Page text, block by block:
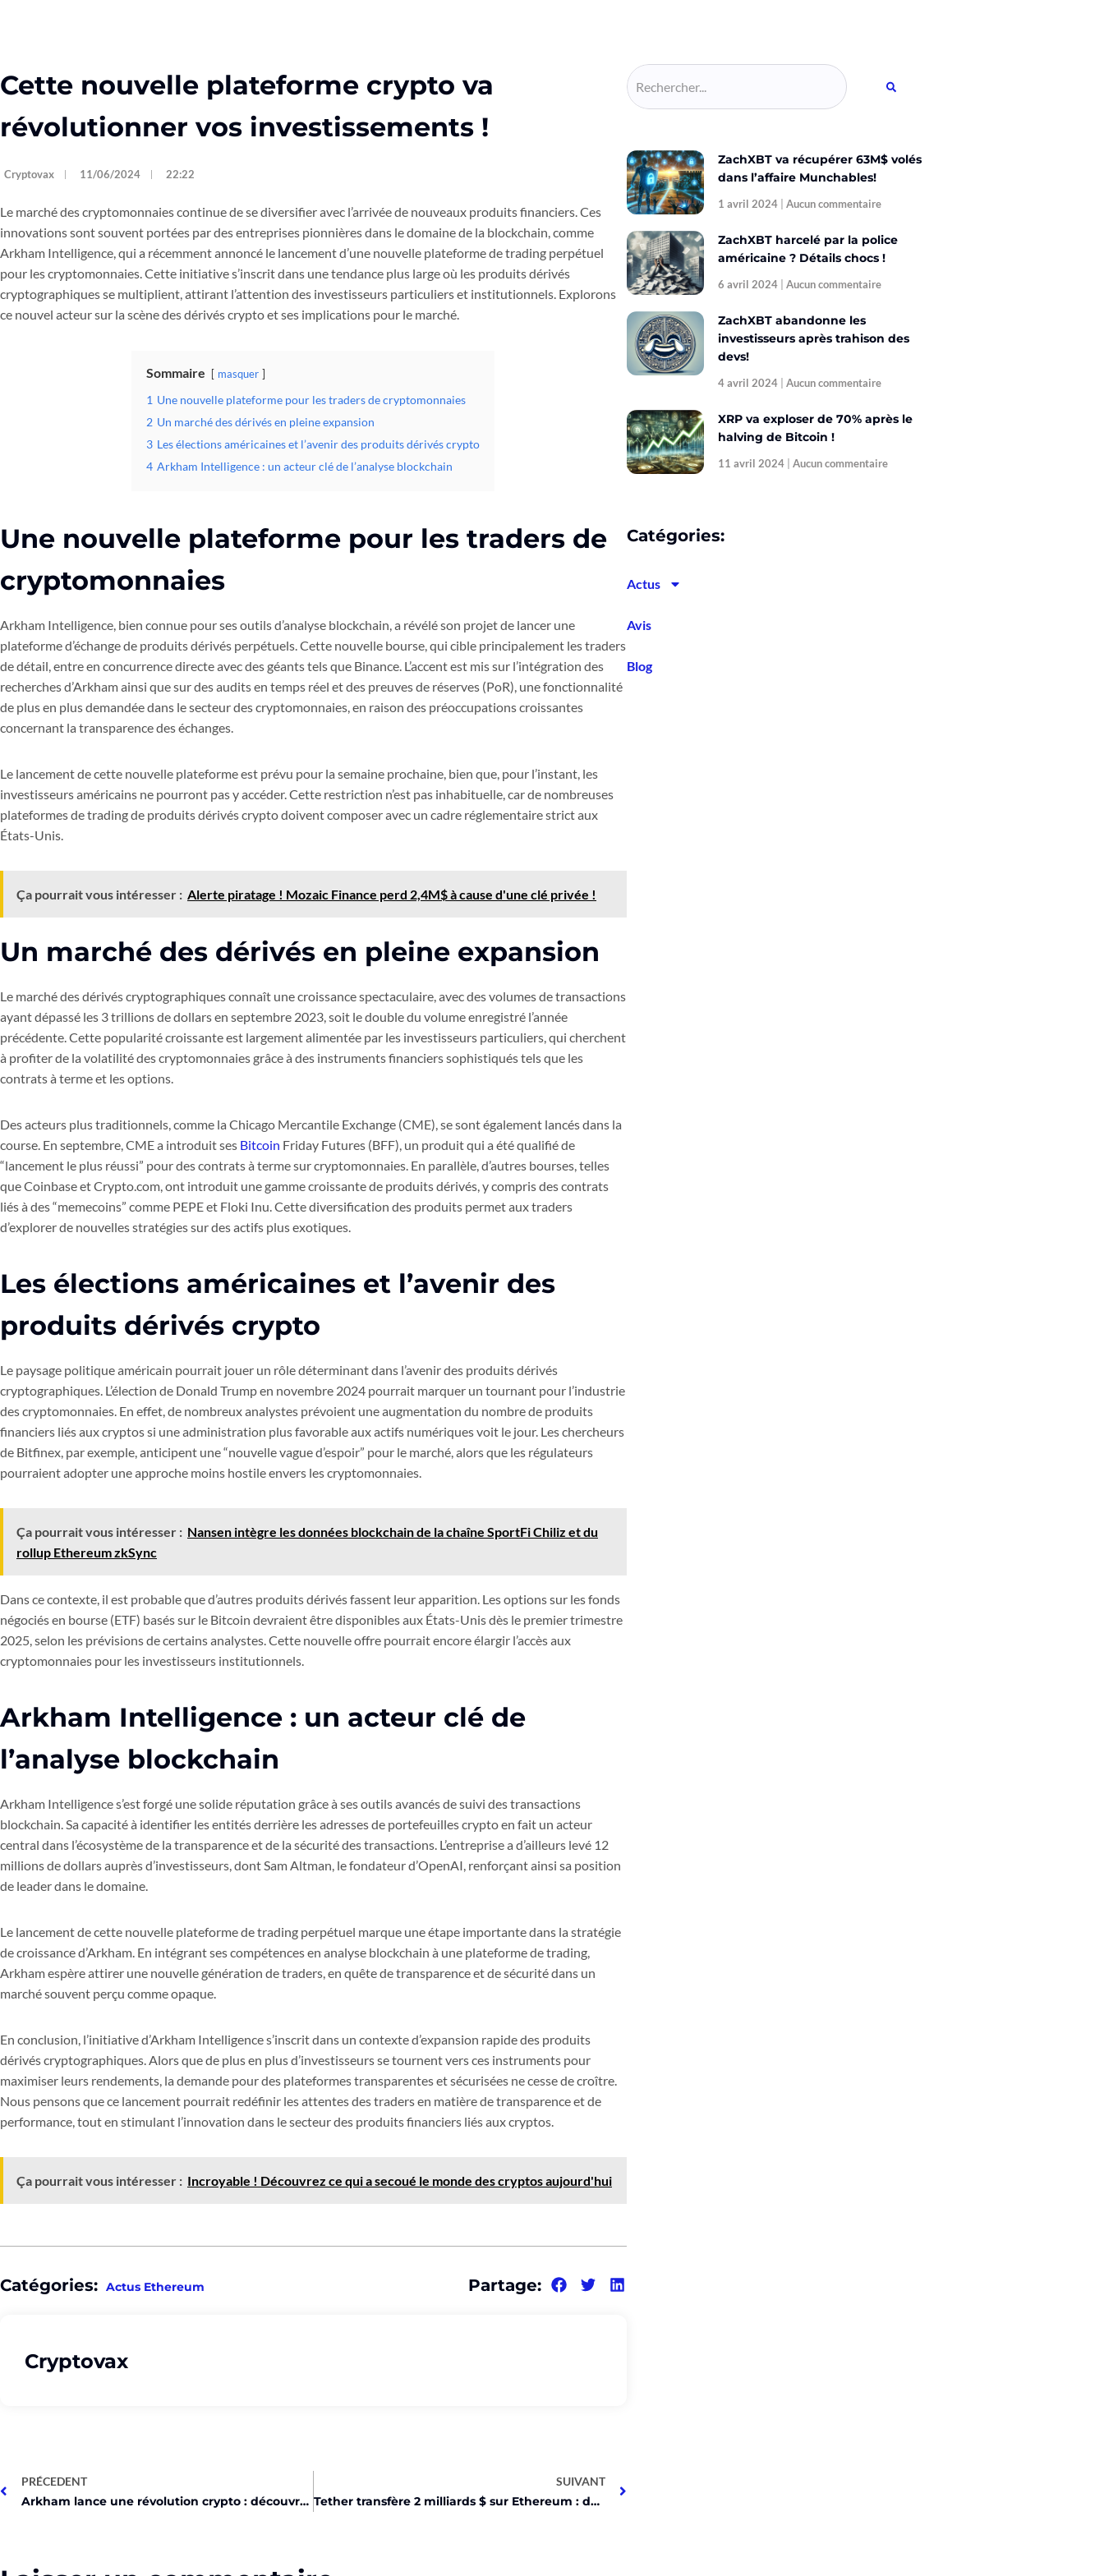
Cette nouvelle plateforme crypto va
révolutionner vos investissements !
Cryptovax 11/06/2024 22:22
Le marché des cryptomonnaies continue de se diversifier avec l’arrivée de nouveaux produits financiers. Ces
innovations sont souvent portées par des entreprises pionnières dans le domaine de la blockchain, comme
Arkham Intelligence, qui a récemment annoncé le lancement d’une nouvelle plateforme de trading perpétuel
pour les cryptomonnaies. Cette initiative s’inscrit dans une tendance plus large où les produits dérivés
cryptographiques se multiplient, attirant l’attention des investisseurs particuliers et institutionnels. Explorons
ce nouvel acteur sur la scène des dérivés crypto et ses implications pour le marché.
Sommaire masquer
1 Une nouvelle plateforme pour les traders de cryptomonnaies
2 Un marché des dérivés en pleine expansion
3 Les élections américaines et l’avenir des produits dérivés crypto
4 Arkham Intelligence : un acteur clé de l’analyse blockchain
Une nouvelle plateforme pour les traders de
cryptomonnaies
Arkham Intelligence, bien connue pour ses outils d’analyse blockchain, a révélé son projet de lancer une
plateforme d’échange de produits dérivés perpétuels. Cette nouvelle bourse, qui cible principalement les traders
de détail, entre en concurrence directe avec des géants tels que Binance. L’accent est mis sur l’intégration des
recherches d’Arkham ainsi que sur des audits en temps réel et des preuves de réserves (PoR), une fonctionnalité
de plus en plus demandée dans le secteur des cryptomonnaies, en raison des préoccupations croissantes
concernant la transparence des échanges.
Le lancement de cette nouvelle plateforme est prévu pour la semaine prochaine, bien que, pour l’instant, les
investisseurs américains ne pourront pas y accéder. Cette restriction n’est pas inhabituelle, car de nombreuses
plateformes de trading de produits dérivés crypto doivent composer avec un cadre réglementaire strict aux
États-Unis.
Ça pourrait vous intéresser : Alerte piratage ! Mozaic Finance perd 2,4M$ à cause d'une clé privée !
Un marché des dérivés en pleine expansion
Le marché des dérivés cryptographiques connaît une croissance spectaculaire, avec des volumes de transactions
ayant dépassé les 3 trillions de dollars en septembre 2023, soit le double du volume enregistré l’année
précédente. Cette popularité croissante est largement alimentée par les investisseurs particuliers, qui cherchent
à profiter de la volatilité des cryptomonnaies grâce à des instruments financiers sophistiqués tels que les
contrats à terme et les options.
Des acteurs plus traditionnels, comme la Chicago Mercantile Exchange (CME), se sont également lancés dans la
course. En septembre, CME a introduit ses Bitcoin Friday Futures (BFF), un produit qui a été qualifié de
“lancement le plus réussi” pour des contrats à terme sur cryptomonnaies. En parallèle, d’autres bourses, telles
que Coinbase et Crypto.com, ont introduit une gamme croissante de produits dérivés, y compris des contrats
liés à des “memecoins” comme PEPE et Floki Inu. Cette diversification des produits permet aux traders
d’explorer de nouvelles stratégies sur des actifs plus exotiques.
Les élections américaines et l’avenir des
produits dérivés crypto
Le paysage politique américain pourrait jouer un rôle déterminant dans l’avenir des produits dérivés
cryptographiques. L’élection de Donald Trump en novembre 2024 pourrait marquer un tournant pour l’industrie
des cryptomonnaies. En effet, de nombreux analystes prévoient une augmentation du nombre de produits
financiers liés aux cryptos si une administration plus favorable aux actifs numériques voit le jour. Les chercheurs
de Bitfinex, par exemple, anticipent une “nouvelle vague d’espoir” pour le marché, alors que les régulateurs
pourraient adopter une approche moins hostile envers les cryptomonnaies.
Ça pourrait vous intéresser : Nansen intègre les données blockchain de la chaîne SportFi Chiliz et du
rollup Ethereum zkSync
Dans ce contexte, il est probable que d’autres produits dérivés fassent leur apparition. Les options sur les fonds
négociés en bourse (ETF) basés sur le Bitcoin devraient être disponibles aux États-Unis dès le premier trimestre
2025, selon les prévisions de certains analystes. Cette nouvelle offre pourrait encore élargir l’accès aux
cryptomonnaies pour les investisseurs institutionnels.
Arkham Intelligence : un acteur clé de
l’analyse blockchain
Arkham Intelligence s’est forgé une solide réputation grâce à ses outils avancés de suivi des transactions
blockchain. Sa capacité à identifier les entités derrière les adresses de portefeuilles crypto en fait un acteur
central dans l’écosystème de la transparence et de la sécurité des transactions. L’entreprise a d’ailleurs levé 12
millions de dollars auprès d’investisseurs, dont Sam Altman, le fondateur d’OpenAI, renforçant ainsi sa position
de leader dans le domaine.
Le lancement de cette nouvelle plateforme de trading perpétuel marque une étape importante dans la stratégie
de croissance d’Arkham. En intégrant ses compétences en analyse blockchain à une plateforme de trading,
Arkham espère attirer une nouvelle génération de traders, en quête de transparence et de sécurité dans un
marché souvent perçu comme opaque.
En conclusion, l’initiative d’Arkham Intelligence s’inscrit dans un contexte d’expansion rapide des produits
dérivés cryptographiques. Alors que de plus en plus d’investisseurs se tournent vers ces instruments pour
maximiser leurs rendements, la demande pour des plateformes transparentes et sécurisées ne cesse de croître.
Nous pensons que ce lancement pourrait redéfinir les attentes des traders en matière de transparence et de
performance, tout en stimulant l’innovation dans le secteur des produits financiers liés aux cryptos.
Ça pourrait vous intéresser : Incroyable ! Découvrez ce qui a secoué le monde des cryptos aujourd'hui
Catégories: Actus Ethereum Partage:
Cryptovax
PRÉCEDENT
Arkham lance une révolution crypto : découvrez pourquoi ça change tout !
SUIVANT
Tether transfère 2 milliards $ sur Ethereum : découvrez pourquoi !
ZachXBT va récupérer 63M$ volés
dans l’affaire Munchables!
1 avril 2024 Aucun commentaire
ZachXBT harcelé par la police
américaine ? Détails chocs !
6 avril 2024 Aucun commentaire
ZachXBT abandonne les
investisseurs après trahison des
devs!
4 avril 2024 Aucun commentaire
XRP va exploser de 70% après le
halving de Bitcoin !
11 avril 2024 Aucun commentaire
Catégories:
Actus
Avis
Blog